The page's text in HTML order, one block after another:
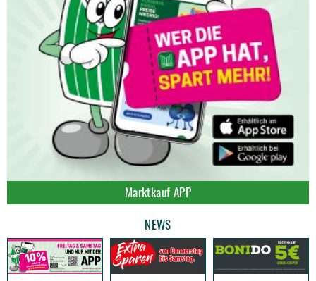
Marktkauf APP
NEWS